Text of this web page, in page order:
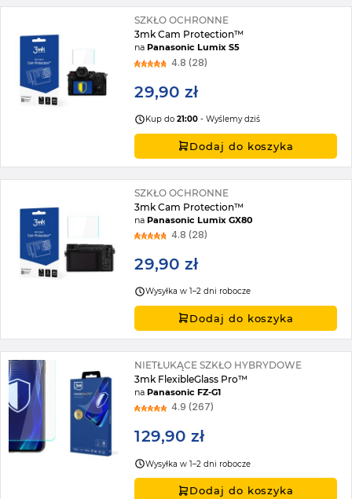
SZKŁO OCHRONNE
3mk Cam Protection™
naPanasonic Lumix S5
4.8 (28)
29,90 zł
Kup do21:00 - Wyślemy dziś
Dodaj do koszyka
SZKŁO OCHRONNE
3mk Cam Protection™
naPanasonic Lumix GX80
4.8 (28)
29,90 zł
Wysyłka w 1–2 dni robocze
Dodaj do koszyka
NIETŁUKĄCE SZKŁO HYBRYDOWE
3mk FlexibleGlass Pro™
naPanasonic FZ-G1
4.9 (267)
129,90 zł
Wysyłka w 1–2 dni robocze
Dodaj do koszyka